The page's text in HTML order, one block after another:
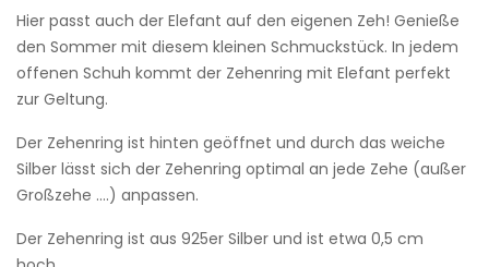
Hier passt auch der Elefant auf den eigenen Zeh! Genieße
den Sommer mit diesem kleinen Schmuckstück. In jedem
offenen Schuh kommt der Zehenring mit Elefant perfekt
zur Geltung.
Der Zehenring ist hinten geöffnet und durch das weiche
Silber lässt sich der Zehenring optimal an jede Zehe (außer
Großzehe ....) anpassen.
Der Zehenring ist aus 925er Silber und ist etwa 0,5 cm